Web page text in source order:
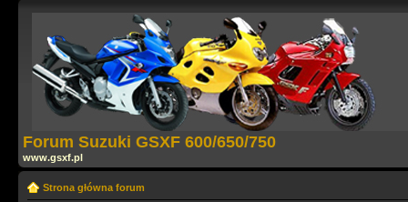
Forum Suzuki GSXF 600/650/750
www.gsxf.pl
Strona główna forum